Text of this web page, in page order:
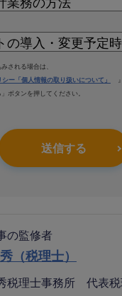
される場合は、
ー「個人情報の取り扱いについて」
』
ボタンを押してください。
送信する
の監修者
（税理士）
税理士事務所 代表税